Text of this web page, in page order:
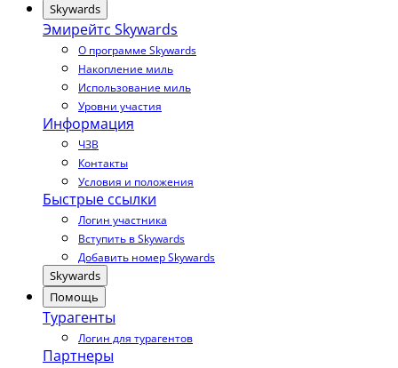
Skywards
Эмирейтс Skywards
О программе Skywards
Накопление миль
Использование миль
Уровни участия
Информация
ЧЗВ
Контакты
Условия и положения
Быстрые ссылки
Логин участника
Вступить в Skywards
Добавить номер Skywards
Skywards
Помощь
Турагенты
Логин для турагентов
Партнеры